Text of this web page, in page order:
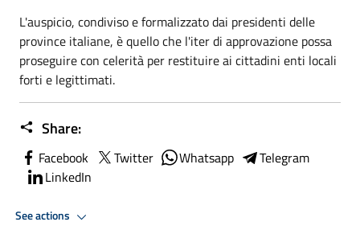
L'auspicio, condiviso e formalizzato dai presidenti delle
province italiane, è quello che l'iter di approvazione possa
proseguire con celerità per restituire ai cittadini enti locali
forti e legittimati.
Share:
Facebook Twitter Whatsapp
Telegram
LinkedIn
See actions